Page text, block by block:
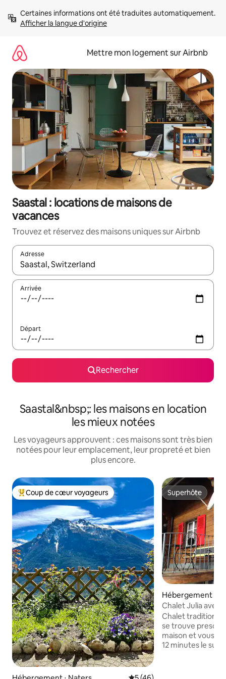
directement
Afficher la langue d'origine
Mettre mon logement sur Airbnb
Saastal : locations de maisons de
vacances
Trouvez et réservez des maisons uniques sur Airbnb
Adresse
Lorsque les résultats s'affichent, utilisez les flèches vers le
Arrivée
Départ
Rechercher
Saastal&nbsp;: les maisons en location
les mieux notées
Les voyageurs approuvent : ces maisons sont très bien
notées pour leur emplacement, leur propreté et bien
plus encore.
Coups de cœur voyageurs les plus appréciés
Coup de cœur voyageurs Superhôte
Superhôte
Hébergement ⋅
5
Chalet Julia avec
Chalet
se trouve
maison et vous
12 minutes le